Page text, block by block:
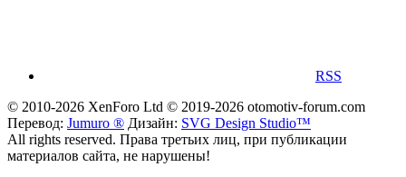
RSS
© 2010-2026 XenForo Ltd © 2019-2026 otomotiv-forum.com
Перевод: Jumuro ® Дизайн: SVG Design Studio™
All rights reserved. Права третьих лиц, при публикации
материалов сайта, не нарушены!